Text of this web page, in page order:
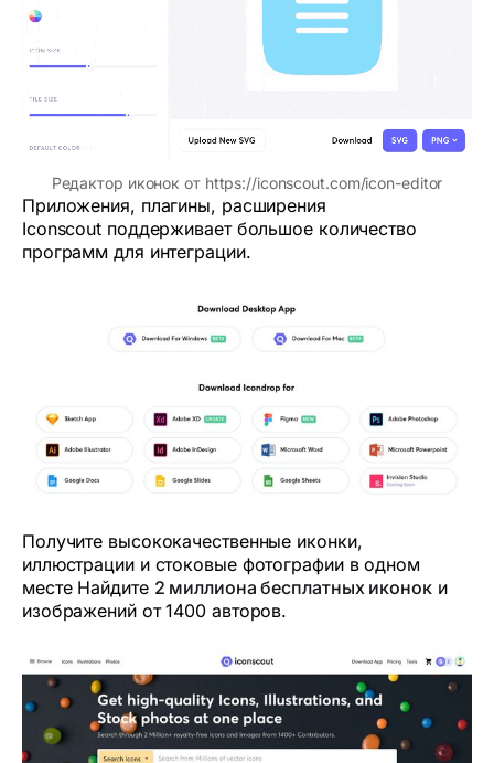
Редактор иконок от https://iconscout.com/icon-editor
Приложения, плагины, расширения
Iconscout поддерживает большое количество
программ для интеграции.
Получите высококачественные иконки,
иллюстрации и стоковые фотографии в одном
месте Найдите 2 миллиона бесплатных иконоки
изображений от 1400 авторов.